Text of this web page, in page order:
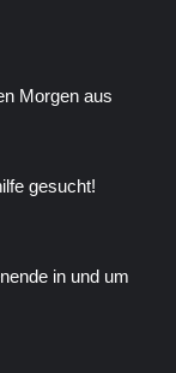
Morgen aus
gesucht!
in und um